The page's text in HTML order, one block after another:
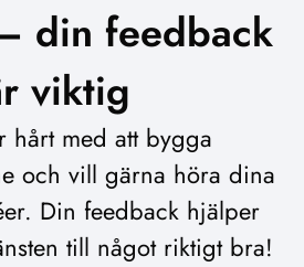
din feedback
viktig
hårt med att bygga
och vill gärna höra dina
Din feedback hjälper
till något riktigt bra!